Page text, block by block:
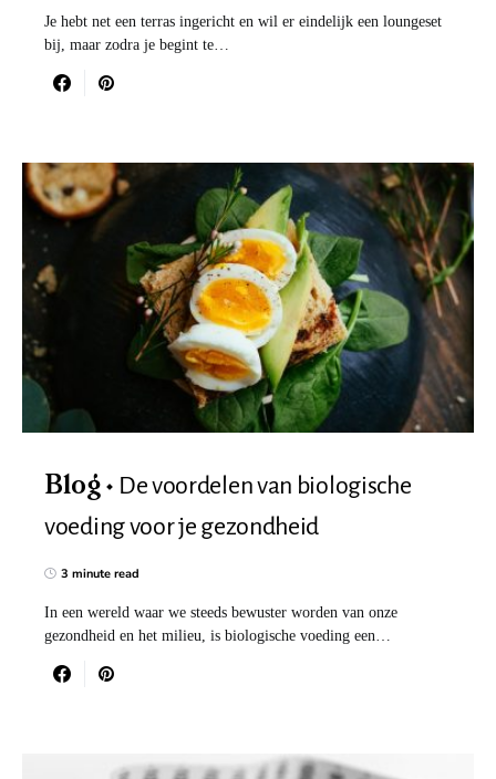
Je hebt net een terras ingericht en wil er eindelijk een loungeset
bij, maar zodra je begint te…
Blog
De voordelen van biologische
voeding voor je gezondheid
3 minute read
In een wereld waar we steeds bewuster worden van onze
gezondheid en het milieu, is biologische voeding een…